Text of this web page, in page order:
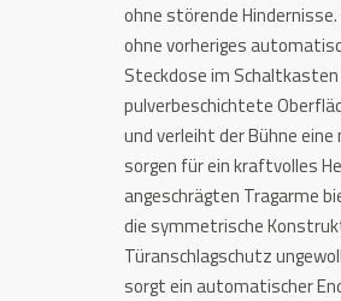
ohne störende
ohne vorheriges
Steckdose im
pulverbeschichtete
und verleiht der Bühne
sorgen für ein kraftvolles
angeschrägten Tragarme
die symmetrische
Türanschlagschutz
sorgt ein automatischer